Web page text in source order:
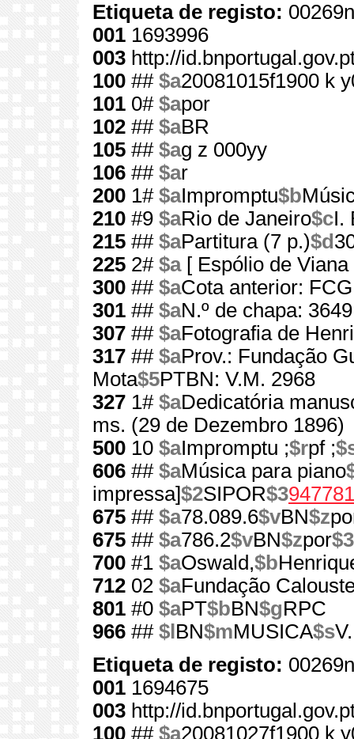
Etiqueta de registo:
001 1693996
003 http://
100 ## $a20081015f1900 k
101 0# $apor
102 ## $aBR
105 ## $ag z 000yy
106 ## $ar
200 1# $aImpromptu$b
210 #9 $aRio de Janeiro$cI.
215 ## $aPartitura (7 p.)$d
225 2# $a[ Espólio de Viana
300 ## $aCota anterior:
301 ## $aN.º de chapa: 3649
307 ## $aFotografia de
317 ## $aProv.: Fundação
Mota$5PTBN: V.M. 2968
327 1# $aDedicatória
ms. (29 de Dezembro 1896)
500 10 $aImpromptu ;$rpf ;
606 ## $aMúsica para piano
impressa]$2SIPOR$3947781
675 ## $a78.089.6$vBN$z
675 ## $a786.2$vBN$zpor$3
700 #1 $aOswald,$b
712 02 $aFundação
801 #0 $aPT$bBN$gRPC
966 ## $l BN$mMUSICA$s
Etiqueta de registo:
001 1694675
003 http://
100 ## $a20081027f1900 k